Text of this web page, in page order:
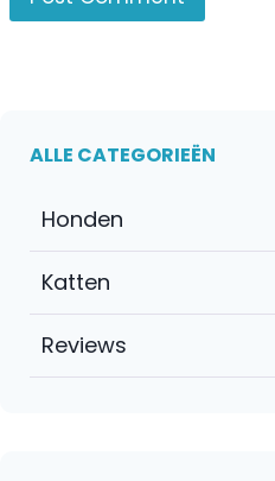
ALLE CATEGORIEËN
Honden
Katten
Reviews